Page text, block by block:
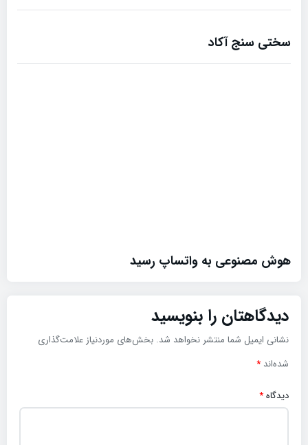
سختی سنج آکاد
هوش مصنوعی به واتساپ رسید
دیدگاهتان را بنویسید
نشانی ایمیل شما منتشر نخواهد شد. بخش‌های موردنیاز علامت‌گذاری
شده‌اند *
دیدگاه*